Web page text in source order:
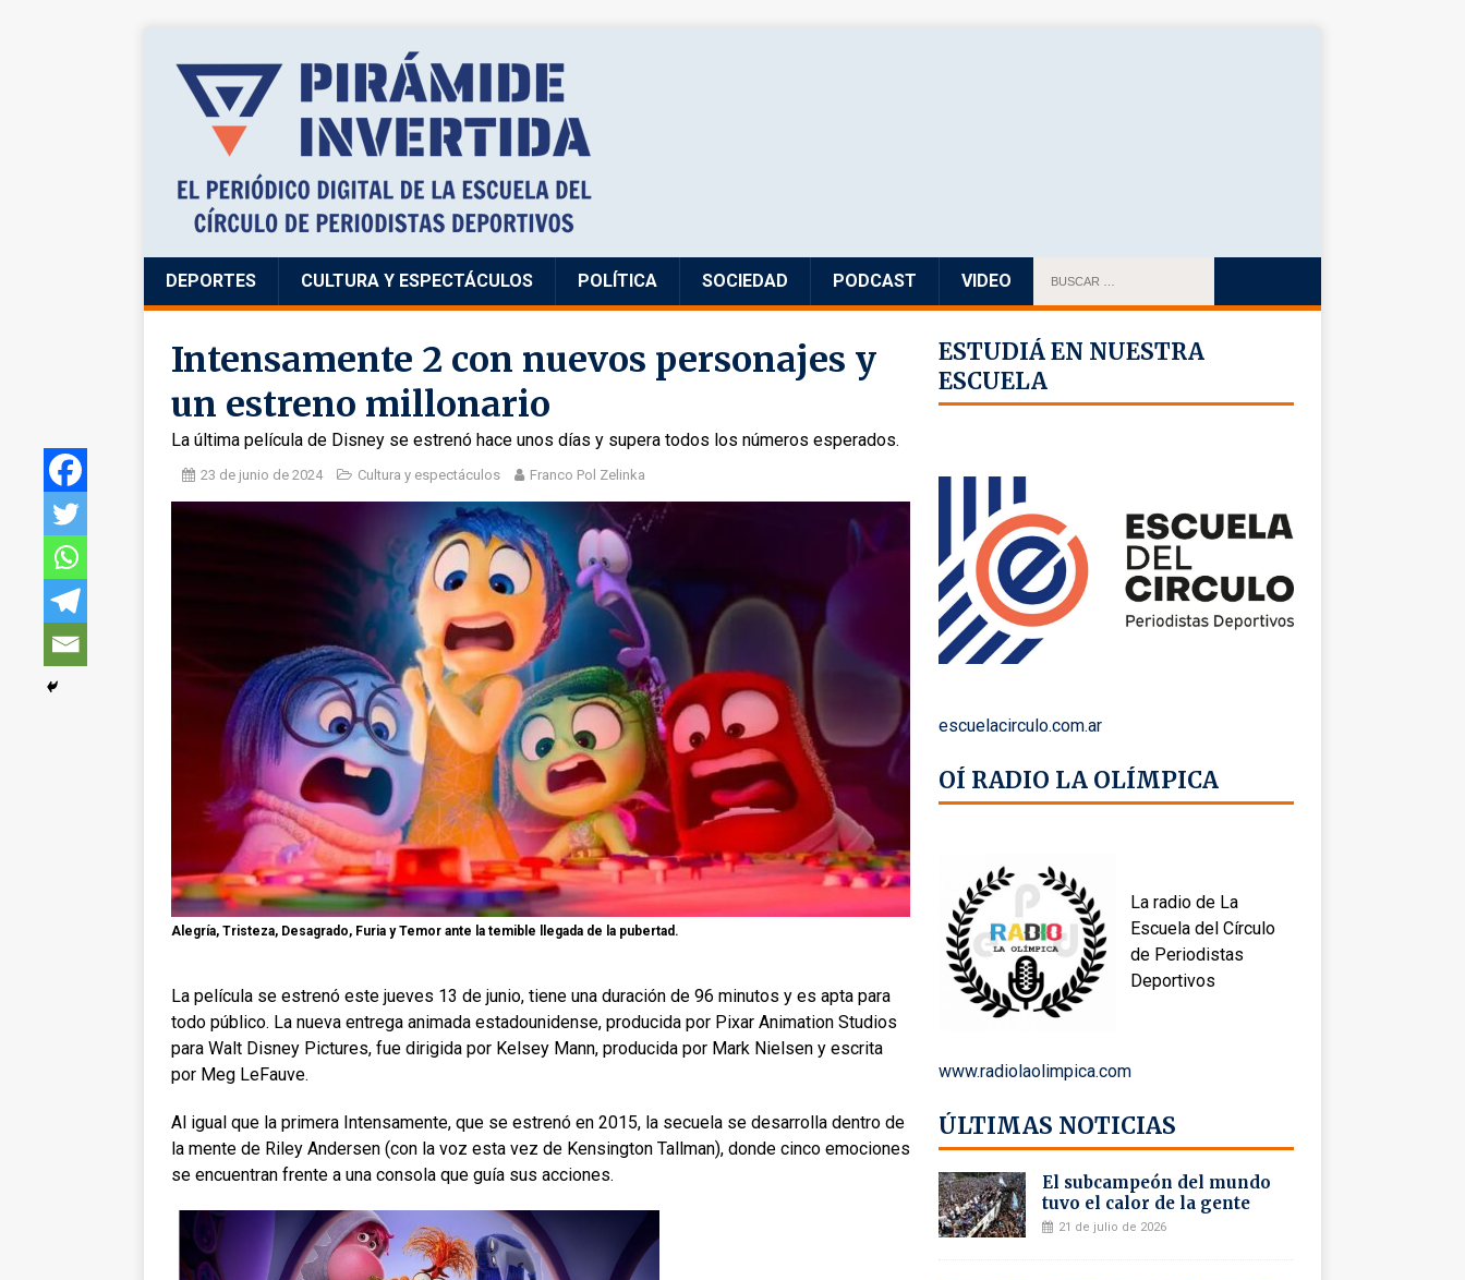
DEPORTES CULTURA Y ESPECTÁCULOS POLÍTICA SOCIEDAD PODCAST VIDEO
Intensamente 2 con nuevos personajes y
un estreno millonario
La última película de Disney se estrenó hace unos días y supera todos los números esperados.
23 de junio de 2024 Cultura y espectáculos Franco Pol Zelinka
Alegría, Tristeza, Desagrado, Furia y Temor ante la temible llegada de la pubertad.
La película se estrenó este jueves 13 de junio, tiene una duración de 96 minutos y es apta para
todo público. La nueva entrega animada estadounidense, producida por Pixar Animation Studios
para Walt Disney Pictures, fue dirigida por Kelsey Mann, producida por Mark Nielsen y escrita
por Meg LeFauve.
Al igual que la primera Intensamente, que se estrenó en 2015, la secuela se desarrolla dentro de
la mente de Riley Andersen (con la voz esta vez de Kensington Tallman), donde cinco emociones
se encuentran frente a una consola que guía sus acciones.
ESTUDIÁ EN NUESTRA
ESCUELA
escuelacirculo.com.ar
OÍ RADIO LA OLÍMPICA
La radio de La
Escuela del Círculo
de Periodistas
Deportivos
www.radiolaolimpica.com
ÚLTIMAS NOTICIAS
El subcampeón del mundo
tuvo el calor de la gente
21 de julio de 2026